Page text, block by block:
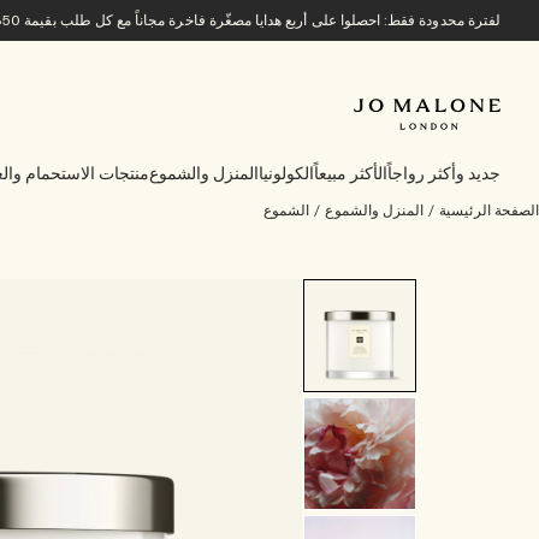
لفترة محدودة فقط: احصلوا على أربع هدايا مصغّرة فاخرة مجاناً مع كل طلب بقيمة 850 ريالاً سعودياً أو أكثر.
جديد وأكثر رواجاً الأكثر مبيعاً الكولونيا المنزل والشموعمنتجات الاستحمام
الصفحة الرئيسية / المنزل والشموع / الشموع